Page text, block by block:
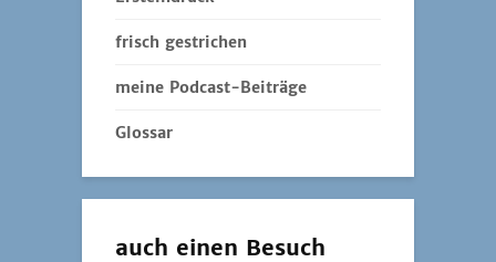
frisch gestrichen
meine Podcast-Beiträge
Glossar
auch einen Besuch